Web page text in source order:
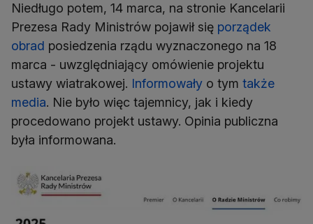
Niedługo potem, 14 marca, na stronie Kancelarii
Prezesa Rady Ministrów pojawił się porządek
obrad posiedzenia rządu wyznaczonego na 18
marca - uwzględniający omówienie projektu
ustawy wiatrakowej. Informowały o tym także
media. Nie było więc tajemnicy, jak i kiedy
procedowano projekt ustawy. Opinia publiczna
była informowana.